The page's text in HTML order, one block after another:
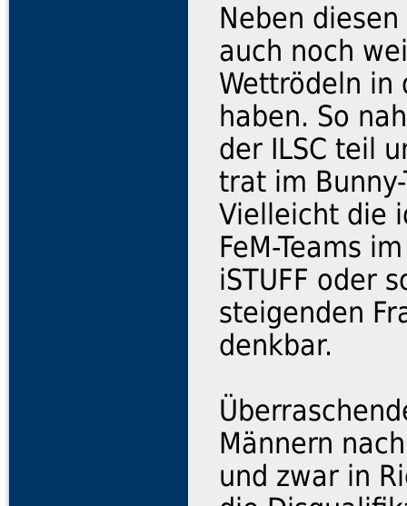
Neben
auch noch
Wettrödeln in
haben. So
der ILSC teil
trat im
Vielleicht die
FeM-Teams
iSTUFF oder
steigenden
denkbar.
Männern
und zwar in